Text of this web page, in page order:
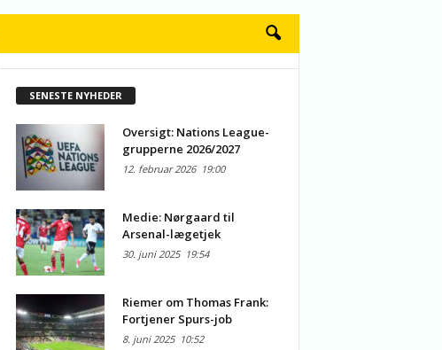
SENESTE NYHEDER
Oversigt: Nations League-
grupperne 2026/2027
12. februar 202619:00
Medie: Nørgaard til
Arsenal-lægetjek
30. juni 202519:54
Riemer om Thomas Frank:
Fortjener Spurs-job
8. juni 202510:52